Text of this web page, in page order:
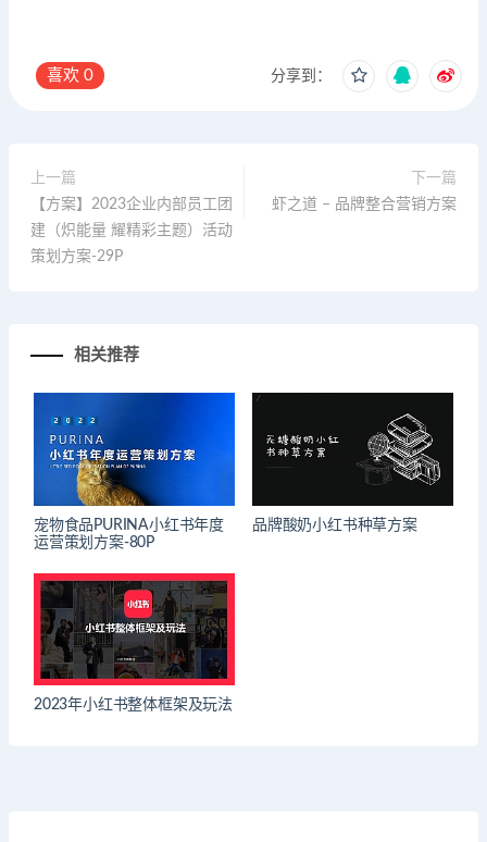
喜欢 0 分享到：
上一篇
【方案】2023企业内部员工团
建（炽能量 耀精彩主题）活动
策划方案-29P
下一篇
虾之道 – 品牌整合营销方案
相关推荐
宠物食品PURINA小红书年度
运营策划方案-80P
品牌酸奶小红书种草方案
2023年小红书整体框架及玩法